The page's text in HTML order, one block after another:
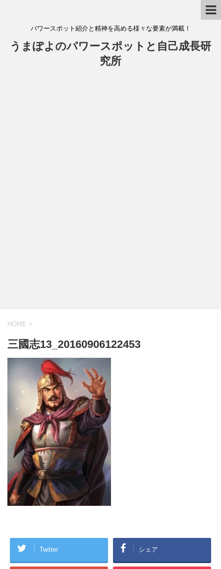
パワースポット紹介と精神を高める様々な要素が満載！
うまぽよのパワースポットと自己成長研
究所
HOME >
三國志13_20160906122453
Twitter シェア